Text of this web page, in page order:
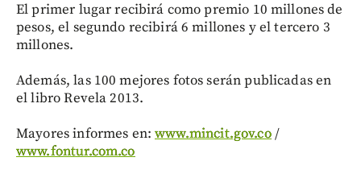
El primer lugar recibirá como premio 10 millones de
pesos, el segundo recibirá 6 millones y el tercero 3
millones.
Además, las 100 mejores fotos serán publicadas en
el libro Revela 2013.
Mayores informes en:www.mincit.gov.co/
www.fontur.com.co